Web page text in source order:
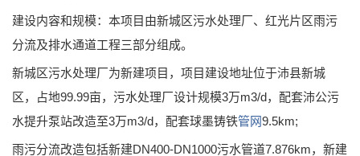
建设内容和规模：本项目由新城区污水处理厂、红光片区雨污
分流及排水通道工程三部分组成。
新城区污水处理厂为新建项目，项目建设地址位于沛县新城
区，占地99.99亩，污水处理厂设计规模3万m3/d，配套沛公污
水提升泵站改造至3万m3/d，配套球墨铸铁管网9.5km;
雨污分流改造包括新建DN400-DN1000污水管道7.876km，新建